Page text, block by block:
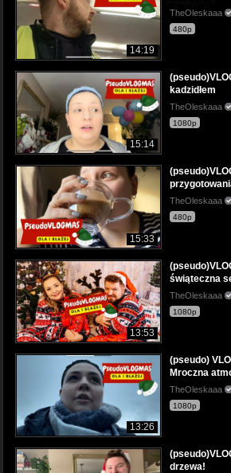
14:19
TheOleskaaa
480p
15:14
kadzidłem
TheOleskaaa
1080p
15:33
TheOleskaaa
480p
13:53
świąteczna
TheOleskaaa
1080p
13:26
(pseudo)
Mroczna
TheOleskaaa
1080p
drzewa!